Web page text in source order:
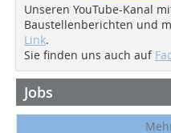
Unseren YouTube-Kanal
Baustellenberichten und
Link.
Sie finden uns auch auf
Jobs